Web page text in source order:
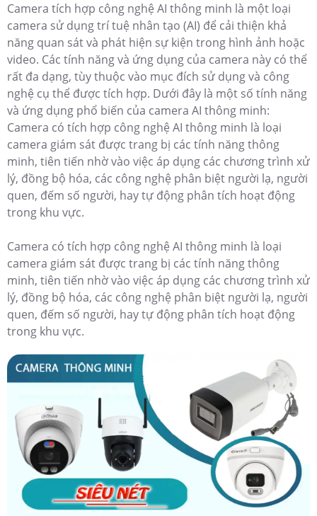
Camera tích hợp công nghệ AI thông minh là một loại
camera sử dụng trí tuệ nhân tạo (AI) để cải thiện khả
năng quan sát và phát hiện sự kiện trong hình ảnh hoặc
video. Các tính năng và ứng dụng của camera này có thể
rất đa dạng, tùy thuộc vào mục đích sử dụng và công
nghệ cụ thể được tích hợp. Dưới đây là một số tính năng
và ứng dụng phổ biến của camera AI thông minh:
Camera có tích hợp công nghệ AI thông minh là loại
camera giám sát được trang bị các tính năng thông
minh, tiên tiến nhờ vào việc áp dụng các chương trình xử
lý, đồng bộ hóa, các công nghệ phân biệt người lạ, người
quen, đếm số người, hay tự động phân tích hoạt động
trong khu vực.
Camera có tích hợp công nghệ AI thông minh là loại
camera giám sát được trang bị các tính năng thông
minh, tiên tiến nhờ vào việc áp dụng các chương trình xử
lý, đồng bộ hóa, các công nghệ phân biệt người lạ, người
quen, đếm số người, hay tự động phân tích hoạt động
trong khu vực.